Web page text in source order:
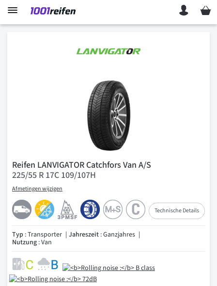
Mein
Reifen LANVIGATOR Catchfors Van A/S
225/55 R 17C 109/107H
Afmetingen wijzigen
Technische Details
Typ : Transporter Jahreszeit : Ganzjahres
Nutzung : Van